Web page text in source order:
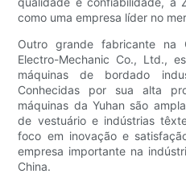
como uma empresa líder no
Outro grande fabricante na
Electro-Mechanic Co., Ltd.,
máquinas de bordado
Conhecidas por sua alta
máquinas da Yuhan são
de vestuário e indústrias
foco em inovação e
empresa importante na
China.